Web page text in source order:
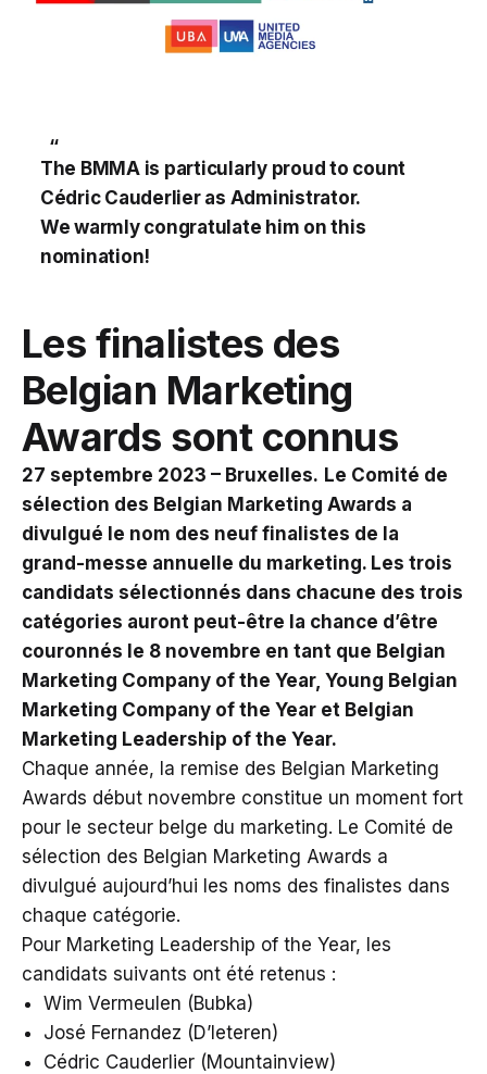
The BMMA is particularly proud to count
Cédric Cauderlier as Administrator.
We warmly congratulate him on this
nomination!
Les finalistes des
Belgian Marketing
Awards sont connus
27 septembre 2023 – Bruxelles. Le Comité de
sélection des Belgian Marketing Awards a
divulgué le nom des neuf finalistes de la
grand-messe annuelle du marketing. Les trois
candidats sélectionnés dans chacune des trois
catégories auront peut-être la chance d’être
couronnés le 8 novembre en tant que Belgian
Marketing Company of the Year, Young Belgian
Marketing Company of the Year et Belgian
Marketing Leadership of the Year.
Chaque année, la remise des Belgian Marketing
Awards début novembre constitue un moment fort
pour le secteur belge du marketing. Le Comité de
sélection des Belgian Marketing Awards a
divulgué aujourd’hui les noms des finalistes dans
chaque catégorie.
Pour Marketing Leadership of the Year, les
candidats suivants ont été retenus :
Wim Vermeulen (Bubka)
José Fernandez (D’Ieteren)
Cédric Cauderlier (Mountainview)